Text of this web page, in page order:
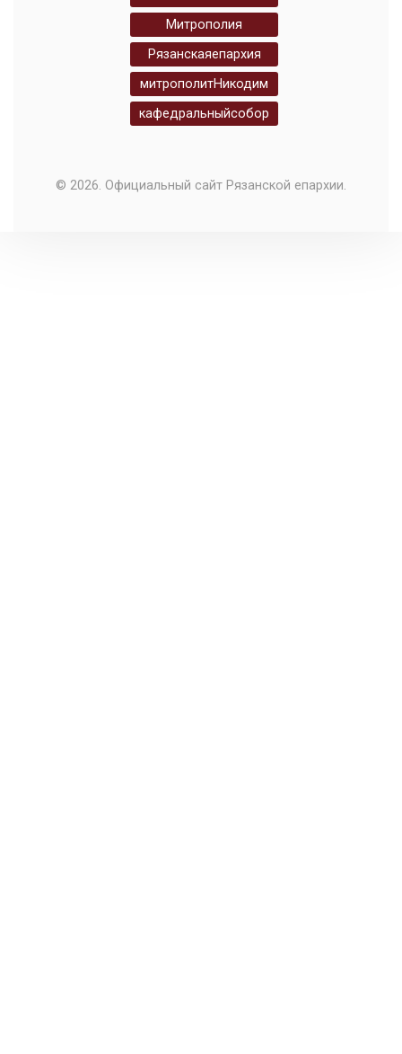
Митрополия
Рязанскаяепархия
митрополитНикодим
кафедральныйсобор
© 2026. Официальный сайт Рязанской епархии.